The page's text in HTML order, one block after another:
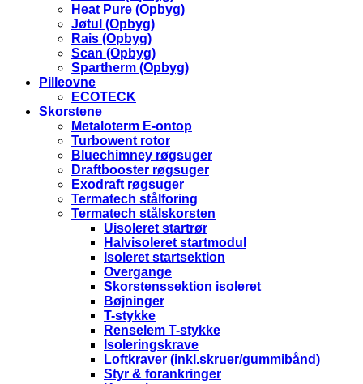
Heat Pure (Opbyg)
Jøtul (Opbyg)
Rais (Opbyg)
Scan (Opbyg)
Spartherm (Opbyg)
Pilleovne
ECOTECK
Skorstene
Metaloterm E-ontop
Turbowent rotor
Bluechimney røgsuger
Draftbooster røgsuger
Exodraft røgsuger
Termatech stålforing
Termatech stålskorsten
Uisoleret startrør
Halvisoleret startmodul
Isoleret startsektion
Overgange
Skorstenssektion isoleret
Bøjninger
T-stykke
Renselem T-stykke
Isoleringskrave
Loftkraver (inkl.skruer/gummibånd)
Styr & forankringer